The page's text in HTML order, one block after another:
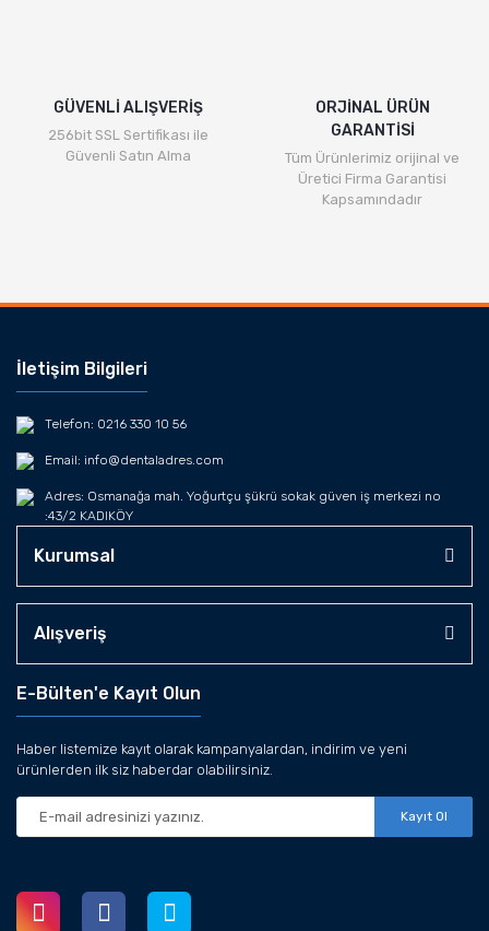
GÜVENLİ ALIŞVERİŞ
256bit SSL Sertifikası ile
Güvenli Satın Alma
ORJİNAL ÜRÜN
GARANTİSİ
Tüm Ürünlerimiz orijinal ve
Üretici Firma Garantisi
Kapsamındadır
İletişim Bilgileri
Telefon: 0216 330 10 56
Email: info@dentaladres.com
Adres: Osmanağa mah. Yoğurtçu şükrü sokak güven iş merkezi no
:43/2 KADIKÖY
Kurumsal
Alışveriş
E-Bülten'e Kayıt Olun
Haber listemize kayıt olarak kampanyalardan, indirim ve yeni
ürünlerden ilk siz haberdar olabilirsiniz.
Kayıt Ol